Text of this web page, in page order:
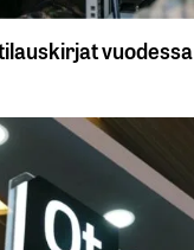
vuodessa